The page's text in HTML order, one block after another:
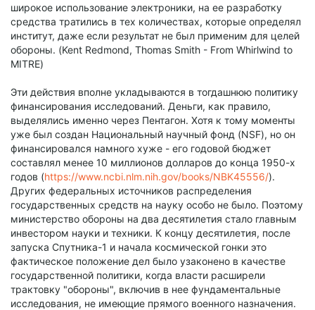
широкое использование электроники, на ее разработку
средства тратились в тех количествах, которые определял
институт, даже если результат не был применим для целей
обороны. (Kent Redmond, Thomas Smith - From Whirlwind to
MITRE)
Эти действия вполне укладываются в тогдашнюю политику
финансирования исследований. Деньги, как правило,
выделялись именно через Пентагон. Хотя к тому моменты
уже был создан Национальный научный фонд (NSF), но он
финансировался намного хуже - его годовой бюджет
составлял менее 10 миллионов долларов до конца 1950-х
годов (https://www.ncbi.nlm.nih.gov/books/NBK45556/).
Других федеральных источников распределения
государственных средств на науку особо не было. Поэтому
министерство обороны на два десятилетия стало главным
инвестором науки и техники. К концу десятилетия, после
запуска Спутника-1 и начала космической гонки это
фактическое положение дел было узаконено в качестве
государственной политики, когда власти расширели
трактовку "обороны", включив в нее фундаментальные
исследования, не имеющие прямого военного назначения.